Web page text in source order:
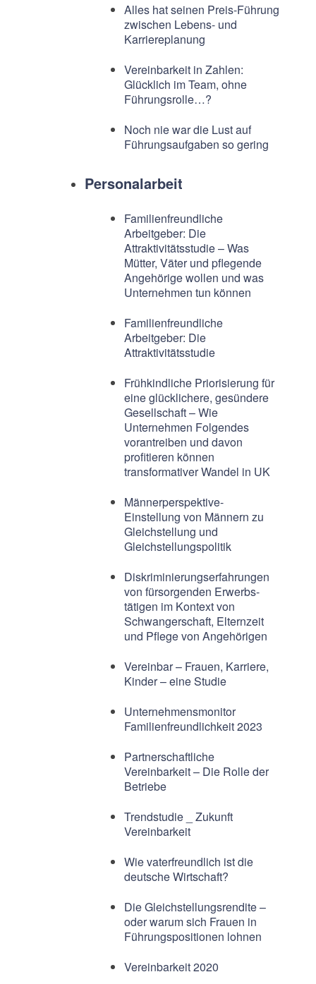
Alles hat seinen Preis-Führung
zwischen Lebens- und
Karriereplanung
Vereinbarkeit in Zahlen:
Glücklich im Team, ohne
Führungsrolle…?
Noch nie war die Lust auf
Führungsaufgaben so gering
Personalarbeit
Familienfreundliche
Arbeitgeber: Die
Attraktivitätsstudie – Was
Mütter, Väter und pflegende
Angehörige wollen und was
Unternehmen tun können
Familienfreundliche
Arbeitgeber: Die
Attraktivitätsstudie
Frühkindliche Priorisierung für
eine glücklichere, gesündere
Gesellschaft – Wie
Unternehmen Folgendes
vorantreiben und davon
profitieren können
transformativer Wandel in UK
Männerperspektive-
Einstellung von Männern zu
Gleichstellung und
Gleichstellungspolitik
Diskriminierungserfahrungen
von fürsorgenden Erwerbs-
tätigen im Kontext von
Schwangerschaft, Elternzeit
und Pflege von Angehörigen
Vereinbar – Frauen, Karriere,
Kinder – eine Studie
Unternehmensmonitor
Familienfreundlichkeit 2023
Partnerschaftliche
Vereinbarkeit – Die Rolle der
Betriebe
Trendstudie _ Zukunft
Vereinbarkeit
Wie vaterfreundlich ist die
deutsche Wirtschaft?
Die Gleichstellungsrendite –
oder warum sich Frauen in
Führungspositionen lohnen
Vereinbarkeit 2020